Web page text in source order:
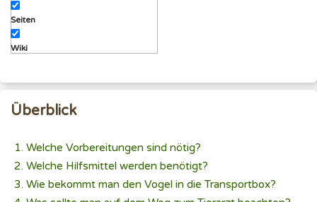
Seiten
Wiki
Überblick
Welche Vorbereitungen sind nötig?
Welche Hilfsmittel werden benötigt?
Wie bekommt man den Vogel in die Transportbox?